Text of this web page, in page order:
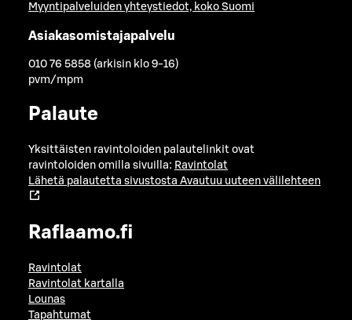
Myyntipalveluiden yhteystiedot, koko Suomi
Asiakasomistajapalvelu
010 76 5858 (arkisin klo 9-16)
pvm/mpm
Palaute
Yksittäisten ravintoloiden palautelinkit ovat
ravintoloiden omilla sivuilla: Ravintolat
Lähetä palautetta sivustosta Avautuu uuteen välilehteen
Raflaamo.fi
Ravintolat
Ravintolat kartalla
Lounas
Tapahtumat